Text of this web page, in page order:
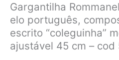
Gargantilha
elo português,
escrito “coleguinha”
ajustável 45 cm – cod